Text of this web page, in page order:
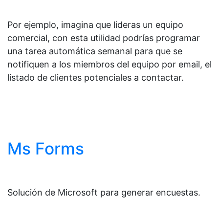
Por ejemplo, imagina que lideras un equipo
comercial, con esta utilidad podrías programar
una tarea automática semanal para que se
notifiquen a los miembros del equipo por email, el
listado de clientes potenciales a contactar.
Ms Forms
Solución de Microsoft para generar encuestas.